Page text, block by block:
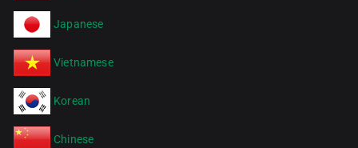
Japanese
Vietnamese
Korean
Chinese